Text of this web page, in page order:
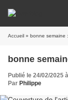
Accueil » bonne semaine
Publié le 24/02/2025
Par Philippe